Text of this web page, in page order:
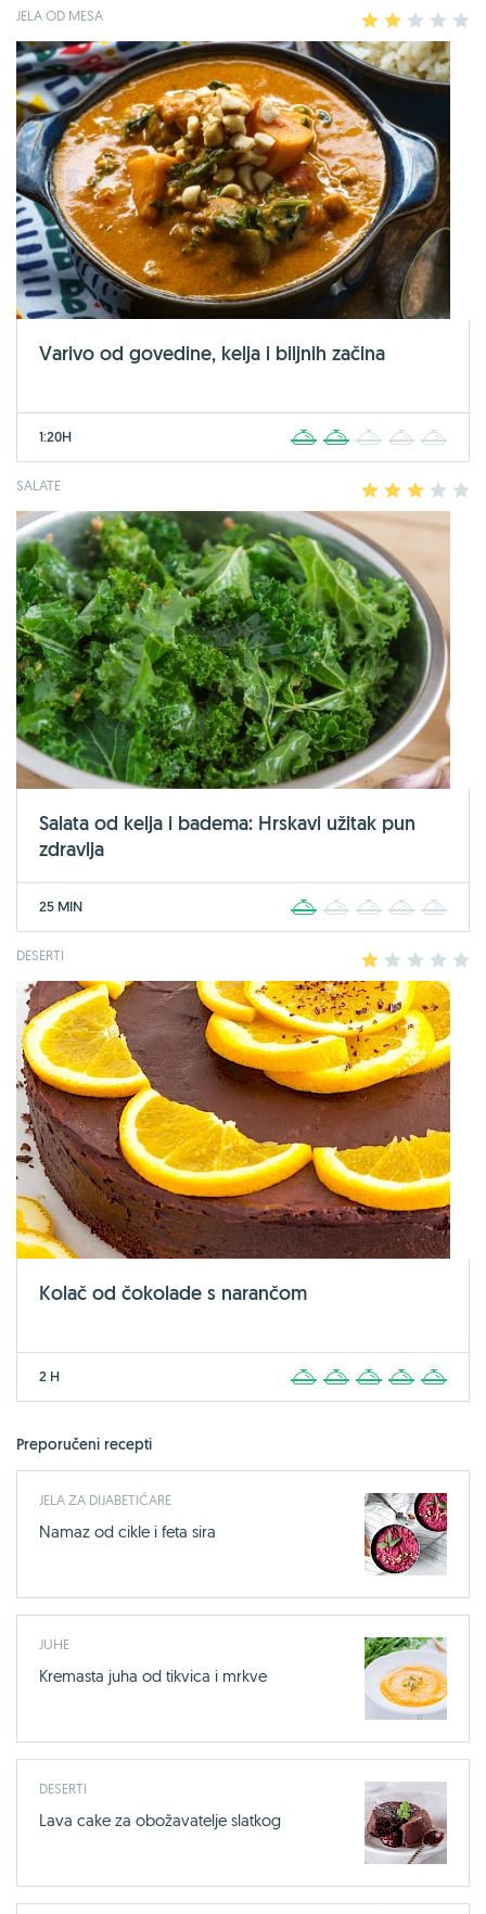
JELA OD MESA 2 3 4
Varivo od govedine, kelja i biljnih začina
1:20H 2 3 4
SALATE 2 3 4
Salata od kelja i badema: Hrskavi užitak pun
zdravlja
25 MIN 2 3 4
DESERTI 2 3 4
Kolač od čokolade s narančom
2 H 2 3 4
Preporučeni recepti
JELA ZA DIJABETIČARE
Namaz od cikle i feta sira
JUHE
Kremasta juha od tikvica i mrkve
DESERTI
Lava cake za obožavatelje slatkog